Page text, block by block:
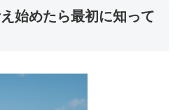
始めたら最初に知って